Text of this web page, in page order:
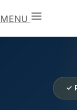
MENU
✓